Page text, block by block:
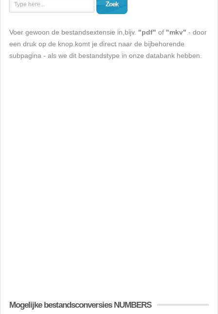
Zoek
Voer gewoon de bestandsextensie in,bijv. "pdf" of "mkv" - door
een druk op de knop komt je direct naar de bijbehorende
subpagina - als we dit bestandstype in onze databank hebben.
Mogelijke bestandsconversies NUMBERS